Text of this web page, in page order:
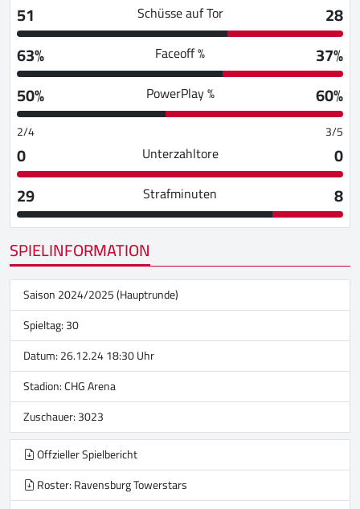
51
Schüsse auf Tor
28
63%
Faceoff %
37%
50%
PowerPlay % 60%
2/4 3/5
0 Unterzahltore
0
29
Strafminuten
8
SPIELINFORMATION
Saison 2024/2025 (Hauptrunde)
Spieltag: 30
Datum: 26.12.24 18:30 Uhr
Stadion:CHG Arena
Zuschauer: 3023
Offzieller Spielbericht
Roster: Ravensburg Towerstars